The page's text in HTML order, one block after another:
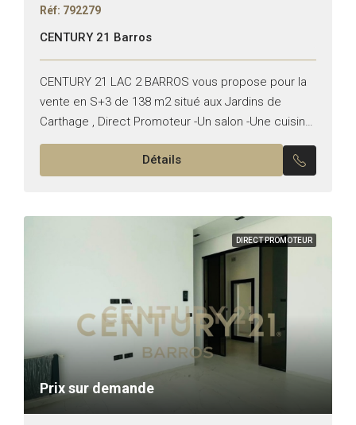
Réf: 792279
CENTURY 21 Barros
CENTURY 21 LAC 2 BARROS vous propose pour la
vente en S+3 de 138 m2 situé aux Jardins de
Carthage , Direct Promoteur -Un salon -Une cuisine
équipée -Une suite parentale -Deux...
Détails
DIRECT PROMOTEUR
Prix sur demande